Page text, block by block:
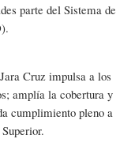
parte del Sistema de
Cruz impulsa a los
amplía la cobertura y
cumplimiento pleno a